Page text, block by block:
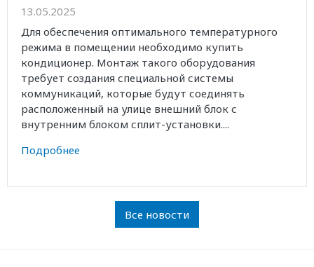
13.05.2025
Для обеспечения оптимального температурного
режима в помещении необходимо купить
кондиционер. Монтаж такого оборудования
требует создания специальной системы
коммуникаций, которые будут соединять
расположенный на улице внешний блок с
внутренним блоком сплит-установки....
Подробнее
Все новости